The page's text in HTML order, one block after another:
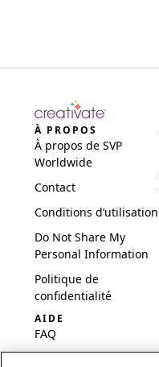
À PROPOS
À propos de SVP
Worldwide
Contact
Conditions d’utilisation
Do Not Share My
Personal Information
Politique de
confidentialité
AIDE
FAQ